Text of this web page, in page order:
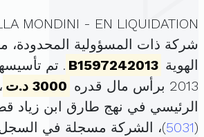
شركة ذات المسؤولية
الهوية B1597242013
2013 برأس مال قدره
3000 د.ت
الرئيسي في نهج طارق ابن زياد
(
5031)، الشركة مسجلة في